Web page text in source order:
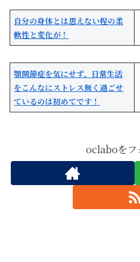
自分の身体とは思えない程の柔
軟性と変化が！
顎関節症を気にせず、日常生活
をこんなにストレス無く過ごせ
ているのは初めてです！
oclaboをフ